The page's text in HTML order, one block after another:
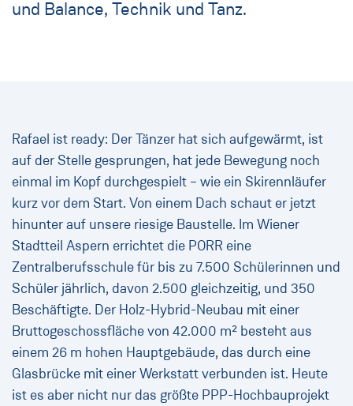
und Balance, Technik und Tanz.
Rafael ist ready: Der Tänzer hat sich aufgewärmt, ist
auf der Stelle gesprungen, hat jede Bewegung noch
einmal im Kopf durchgespielt – wie ein Skirennläufer
kurz vor dem Start. Von einem Dach schaut er jetzt
hinunter auf unsere riesige Baustelle. Im Wiener
Stadtteil Aspern errichtet die PORR eine
Zentralberufsschule für bis zu 7.500 Schülerinnen und
Schüler jährlich, davon 2.500 gleichzeitig, und 350
Beschäftigte. Der Holz-Hybrid-Neubau mit einer
Bruttogeschossfläche von 42.000 m² besteht aus
einem 26 m hohen Hauptgebäude, das durch eine
Glasbrücke mit einer Werkstatt verbunden ist. Heute
ist es aber nicht nur das größte PPP-Hochbauprojekt